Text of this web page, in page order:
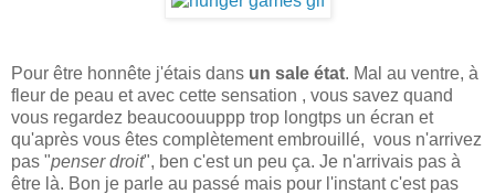
Pour être honnête j'étais dans un sale état. Mal au ventre, à
fleur de peau et avec cette sensation , vous savez quand
vous regardez beaucoouuppp trop longtps un écran et
qu'après vous êtes complètement embrouillé, vous n'arrivez
pas "penser droit", ben c'est un peu ça. Je n'arrivais pas à
être là. Bon je parle au passé mais pour l'instant c'est pas